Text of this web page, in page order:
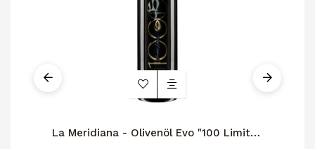
La Meridiana - Olivenöl Evo "100 Limited